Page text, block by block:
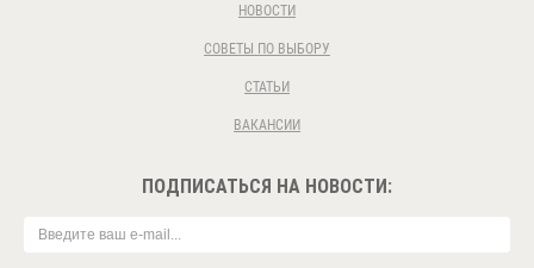
НОВОСТИ
СОВЕТЫ ПО ВЫБОРУ
СТАТЬИ
ВАКАНСИИ
ПОДПИСАТЬСЯ НА НОВОСТИ: